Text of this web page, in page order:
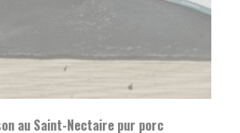
au Saint-Nectaire pur porc